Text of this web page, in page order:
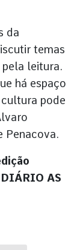
da
temas
leitura.
há espaço
pode
Penacova.
AS